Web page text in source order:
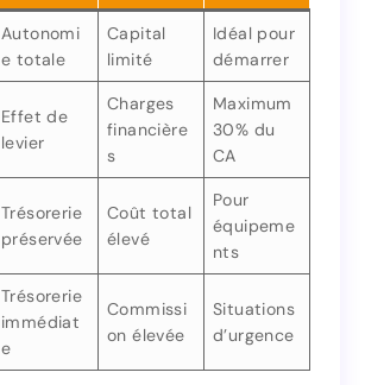
Autonomi
e totale
Capital
limité
Idéal pour
démarrer
Effet de
levier
Charges
financière
s
Maximum
30% du
CA
Trésorerie
préservée
Coût total
élevé
Pour
équipeme
nts
Trésorerie
immédiat
e
Commissi
on élevée
Situations
d’urgence
ent
s
ents
Fonds
propres
Autonomi
e totale
Capital
Emprunt
bancaire
levier
Charges
bail
Trésorerie
préservée
Coût total
élevé
Affactura
ge
Trésorerie
Commissi
on élevée